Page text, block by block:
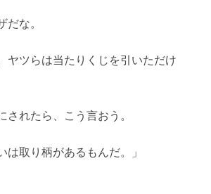
な。
ヤツらは当たりくじを引いただけ
されたら、こう言おう。
は取り柄があるもんだ。」